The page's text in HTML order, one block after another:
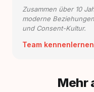
Zusammen über 10
moderne
und Consent-Kultur.
Team
Mehr